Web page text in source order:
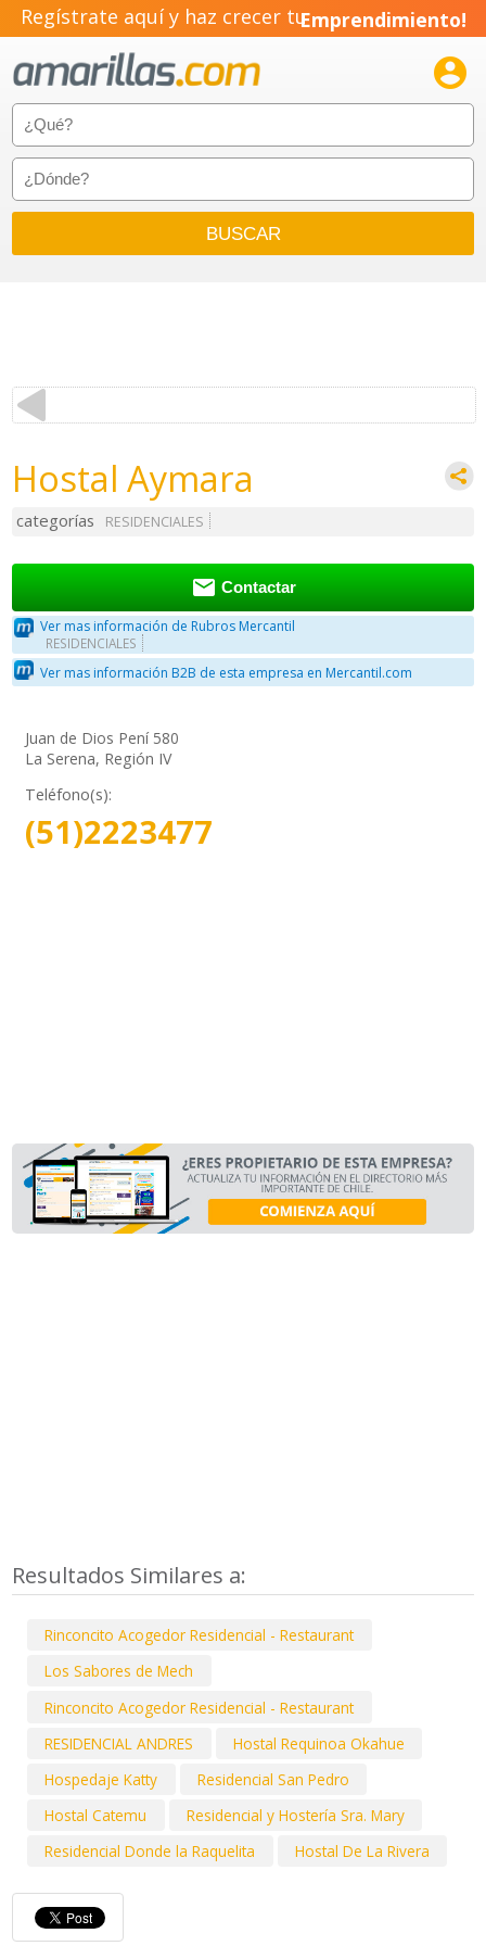
Regístrate aquí y haz crecer tuEmprendimiento!

Hostal Aymara
categorías RESIDENCIALES
 Contactar
Ver mas información de Rubros Mercantil
RESIDENCIALES
Ver mas información B2B de esta empresa en Mercantil.com
Juan de Dios Pení 580
La Serena, Región IV
Teléfono(s):
(51)2223477
Resultados Similares a:
Rinconcito Acogedor Residencial - Restaurant
Los Sabores de Mech
Rinconcito Acogedor Residencial - Restaurant
RESIDENCIAL ANDRES
Hostal Requinoa Okahue
Hospedaje Katty
Residencial San Pedro
Hostal Catemu
Residencial y Hostería Sra. Mary
Residencial Donde la Raquelita
Hostal De La Rivera